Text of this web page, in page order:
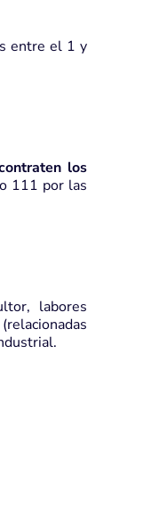
entre el 1 y
los
111 por las
labores